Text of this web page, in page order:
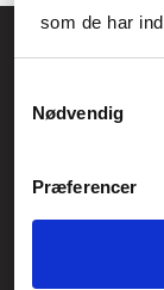
som de har
Nødvendig
Præferencer
Service- och